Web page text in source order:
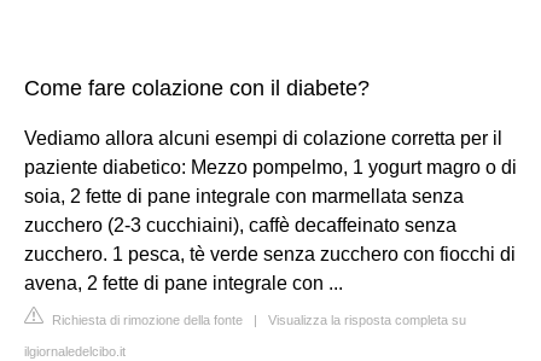
Come fare colazione con il diabete?
Vediamo allora alcuni esempi di colazione corretta per il
paziente diabetico: Mezzo pompelmo, 1 yogurt magro o di
soia, 2 fette di pane integrale con marmellata senza
zucchero (2-3 cucchiaini), caffè decaffeinato senza
zucchero. 1 pesca, tè verde senza zucchero con fiocchi di
avena, 2 fette di pane integrale con ...
Richiesta di rimozione della fonte | Visualizza la risposta completa su
ilgiornaledelcibo.it